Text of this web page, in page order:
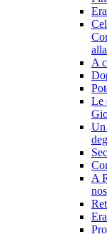
A
Le
Un
A